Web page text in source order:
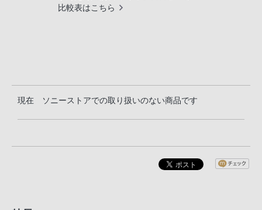
比較表はこちら
現在 ソニーストアでの取り扱いのない商品です